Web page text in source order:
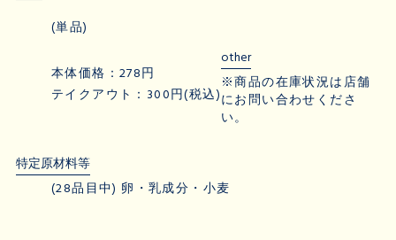
(単品)
本体価格：278円
テイクアウト：300円(税込)
other
※商品の在庫状況は店舗
にお問い合わせくださ
い。
特定原材料等
(28品目中) 卵・乳成分・小麦